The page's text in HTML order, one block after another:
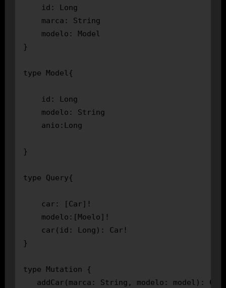
    id: Long
    marca: String
    modelo: Model
}
type Model{
    id: Long
    modelo: String
    anio:Long
}
type Query{
    car: [Car]!
    modelo:[Moelo]!
    car(id: Long): Car!
}
type Mutation {
   addCar(marca: String, modelo: model): Car